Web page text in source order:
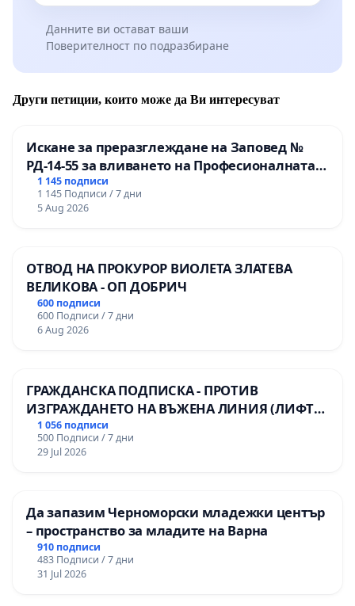
Данните ви остават ваши
Поверителност по подразбиране
Други петиции, които може да Ви интересуват
Искане за преразглеждане на Заповед №
РД-14-55 за вливането на Професионалната
гимназия по промишлени технологии в
Професионалната гимназия по икономика и
мениджмънт – гр. Пазарджик
1 145 подписи
1 145 Подписи / 7 дни
5 Aug 2026
ОТВОД НА ПРОКУРОР ВИОЛЕТА ЗЛАТЕВА
ВЕЛИКОВА - ОП ДОБРИЧ
600 подписи
600 Подписи / 7 дни
6 Aug 2026
ГРАЖДАНСКА ПОДПИСКА - ПРОТИВ
ИЗГРАЖДАНЕТО НА ВЪЖЕНА ЛИНИЯ (ЛИФТ)
НА ТЕРИТОРИЯТА НА ПРИРОДНА
ЗАБЕЛЕЖИТЕЛНОСТ „ХЪЛМ НА
ОСВОБОДИТЕЛИТЕ“ (БУНАРДЖИК)
1 056 подписи
500 Подписи / 7 дни
29 Jul 2026
Да запазим Черноморски младежки център
– пространство за младите на Варна
910 подписи
483 Подписи / 7 дни
31 Jul 2026